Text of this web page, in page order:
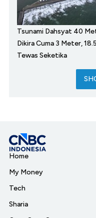
Tsunami Dahsyat 40
Dikira Cuma 3 Meter,
Tewas Seketika
Home
My Money
Tech
Sharia